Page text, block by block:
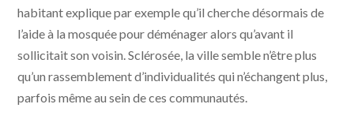
habitant explique par exemple qu’il cherche désormais de
l’aide à la mosquée pour déménager alors qu’avant il
sollicitait son voisin. Sclérosée, la ville semble n’être plus
qu’un rassemblement d’individualités qui n’échangent plus,
parfois même au sein de ces communautés.